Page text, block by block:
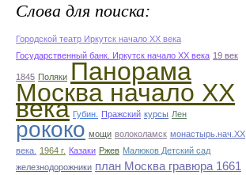
Слова для поиска:
Городской театр Иркутск начало ХХ века
Государственный банк. Иркутск начало ХХ века 19 век
1845 Поляки Панорама
Москва начало ХХ
века Губин. Пражский курсы Лен
рококо мощи волоколамск монастырь.нач.ХХ
века.
1964 г. Казаки Ржев Малюков Детский сад
железнодорожники план Москва гравюра 1661